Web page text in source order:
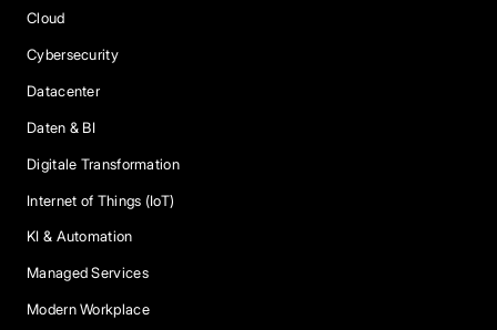
Cloud
Cybersecurity
Datacenter
Daten & BI
Digitale Transformation
Internet of Things (IoT)
KI & Automation
Managed Services
Modern Workplace